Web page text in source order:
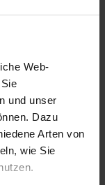
Web-
und unser
Dazu
Arten von
wie Sie
business
in